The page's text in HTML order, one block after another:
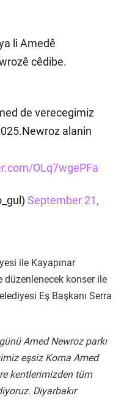
li Amedê
cêdibe.
de verecegimiz
alanin
OLq7wgePFa
September 21,
ile Kayapınar
düzenlenecek konser ile
Eş Başkanı Serra
Amed Newroz parkı
eşsiz Koma Amed
kentlerimizden tüm
Diyarbakır